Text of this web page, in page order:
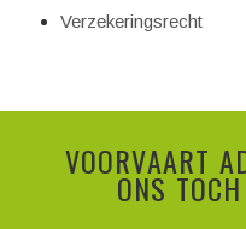
Verzekeringsrecht
VOORVAART
ONS